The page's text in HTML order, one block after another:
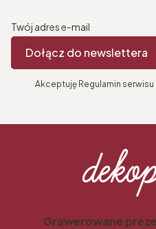
Twój adres e-mail
Dołącz do newslettera
Akceptuję Regulamin
Grawerowane